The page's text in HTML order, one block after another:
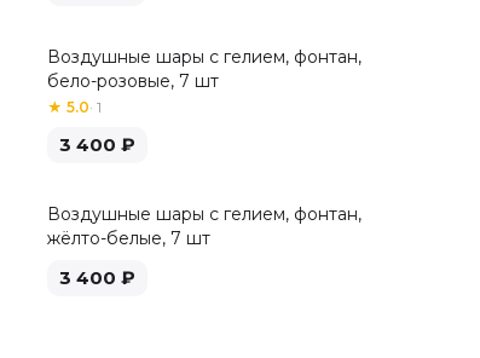
Воздушные шары с гелием, фонтан,
бело-розовые, 7 шт
★ 5.0· 1
3 400 ₽
Воздушные шары с гелием, фонтан,
жёлто-белые, 7 шт
3 400 ₽